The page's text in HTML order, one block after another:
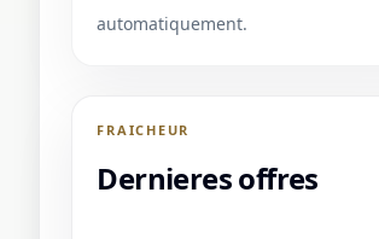
automatiquement.
FRAICHEUR
Dernieres offres